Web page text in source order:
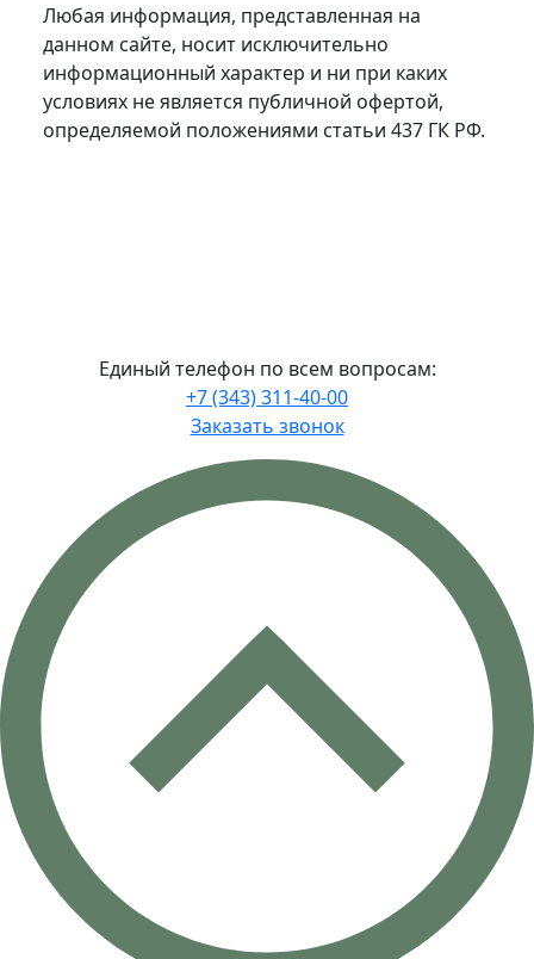
Любая информация, представленная на
данном сайте, носит исключительно
информационный характер и ни при каких
условиях не является публичной офертой,
определяемой положениями статьи 437 ГК РФ.
Единый телефон по всем вопросам:
+7 (343) 311-40-00
Заказать звонок